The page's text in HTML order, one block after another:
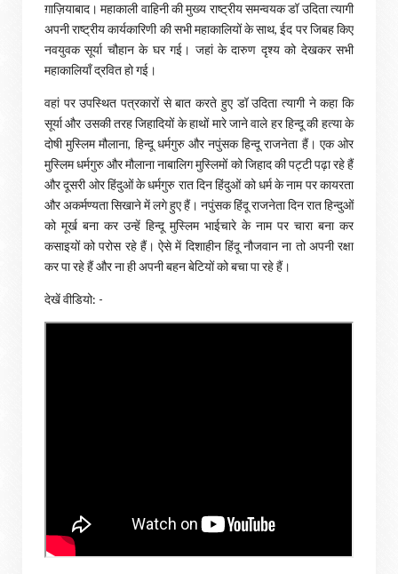
ग़ाज़ियाबाद। महाकाली वाहिनी की मुख्य राष्ट्रीय समन्वयक डॉ उदिता त्यागी
अपनी राष्ट्रीय कार्यकारिणी की सभी महाकालियों के साथ, ईद पर जिबह किए
नवयुवक सूर्या चौहान के घर गई। जहां के दारुण दृश्य को देखकर सभी
महाकालियाँ द्रवित हो गई।
वहां पर उपस्थित पत्रकारों से बात करते हुए डॉ उदिता त्यागी ने कहा कि
सूर्या और उसकी तरह जिहादियों के हाथों मारे जाने वाले हर हिन्दू की हत्या के
दोषी मुस्लिम मौलाना, हिन्दू धर्मगुरु और नपुंसक हिन्दू राजनेता हैं। एक ओर
मुस्लिम धर्मगुरु और मौलाना नाबालिग मुस्लिमों को जिहाद की पट्टी पढ़ा रहे हैं
और दूसरी ओर हिंदुओं के धर्मगुरु रात दिन हिंदुओं को धर्म के नाम पर कायरता
और अकर्मण्यता सिखाने में लगे हुए हैं। नपुंसक हिंदू राजनेता दिन रात हिन्दुओं
को मूर्ख बना कर उन्हें हिन्दू मुस्लिम भाईचारे के नाम पर चारा बना कर
कसाइयों को परोस रहे हैं। ऐसे में दिशाहीन हिंदू नौजवान ना तो अपनी रक्षा
कर पा रहे हैं और ना ही अपनी बहन बेटियों को बचा पा रहे हैं।
देखें वीडियो: -